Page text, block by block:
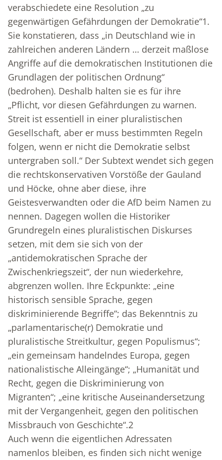
verabschiedete eine Resolution „zu
gegenwärtigen Gefährdungen der Demokratie“1.
Sie konstatieren, dass „in Deutschland wie in
zahlreichen anderen Ländern … derzeit maßlose
Angriffe auf die demokratischen Institutionen die
Grundlagen der politischen Ordnung“
(bedrohen). Deshalb halten sie es für ihre
„Pflicht, vor diesen Gefährdungen zu warnen.
Streit ist essentiell in einer pluralistischen
Gesellschaft, aber er muss bestimmten Regeln
folgen, wenn er nicht die Demokratie selbst
untergraben soll.“ Der Subtext wendet sich gegen
die rechtskonservativen Vorstöße der Gauland
und Höcke, ohne aber diese, ihre
Geistesverwandten oder die AfD beim Namen zu
nennen. Dagegen wollen die Historiker
Grundregeln eines pluralistischen Diskurses
setzen, mit dem sie sich von der
„antidemokratischen Sprache der
Zwischenkriegszeit“, der nun wiederkehre,
abgrenzen wollen. Ihre Eckpunkte: „eine
historisch sensible Sprache, gegen
diskriminierende Begriffe“; das Bekenntnis zu
„parlamentarische(r) Demokratie und
pluralistische Streitkultur, gegen Populismus“;
„ein gemeinsam handelndes Europa, gegen
nationalistische Alleingänge“; „Humanität und
Recht, gegen die Diskriminierung von
Migranten“; „eine kritische Auseinandersetzung
mit der Vergangenheit, gegen den politischen
Missbrauch von Geschichte“.2
Auch wenn die eigentlichen Adressaten
namenlos bleiben, es finden sich nicht wenige